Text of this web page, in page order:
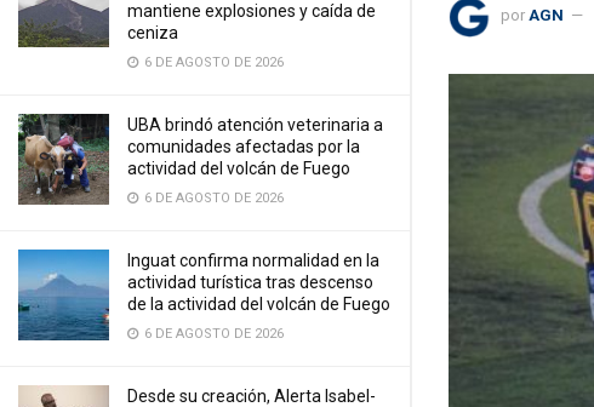
mantiene explosiones y caída de
ceniza
6 DE AGOSTO DE 2026
UBA brindó atención veterinaria a
comunidades afectadas por la
actividad del volcán de Fuego
6 DE AGOSTO DE 2026
Inguat confirma normalidad en la
actividad turística tras descenso
de la actividad del volcán de Fuego
6 DE AGOSTO DE 2026
Desde su creación, Alerta Isabel-
por AGN